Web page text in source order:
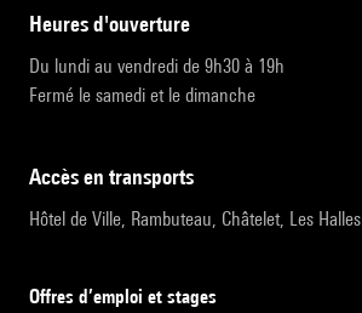
heures d'ouverture
Du lundi au vendredi de 9h30 à 19h
Fermé le samedi et le dimanche
accès en transports
Hôtel de Ville, Rambuteau, Châtelet, Les Halles
Offres d’emploi et stages